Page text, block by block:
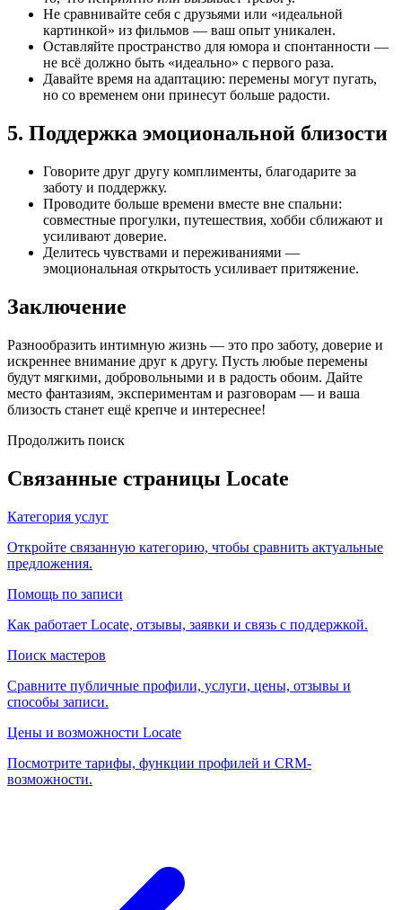
Не сравнивайте себя с друзьями или «идеальной
картинкой» из фильмов — ваш опыт уникален.
Оставляйте пространство для юмора и спонтанности —
не всё должно быть «идеально» с первого раза.
Давайте время на адаптацию: перемены могут пугать,
но со временем они принесут больше радости.
5. Поддержка эмоциональной близости
Говорите друг другу комплименты, благодарите за
заботу и поддержку.
Проводите больше времени вместе вне спальни:
совместные прогулки, путешествия, хобби сближают и
усиливают доверие.
Делитесь чувствами и переживаниями —
эмоциональная открытость усиливает притяжение.
Заключение
Разнообразить интимную жизнь — это про заботу, доверие и
искреннее внимание друг к другу. Пусть любые перемены
будут мягкими, добровольными и в радость обоим. Дайте
место фантазиям, экспериментам и разговорам — и ваша
близость станет ещё крепче и интереснее!
Продолжить поиск
Связанные страницы Locate
Категория услуг
Откройте связанную категорию, чтобы сравнить актуальные
предложения.
Помощь по записи
Как работает Locate, отзывы, заявки и связь с поддержкой.
Поиск мастеров
Сравните публичные профили, услуги, цены, отзывы и
способы записи.
Цены и возможности Locate
Посмотрите тарифы, функции профилей и CRM-
возможности.